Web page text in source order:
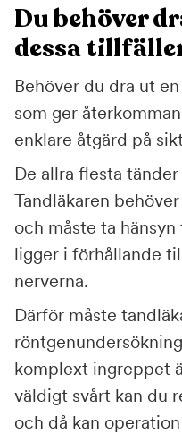
Du behöver
dessa
Behöver du dra ut
som ger
enklare åtgärd på
De allra flesta
Tandläkaren
och måste ta
ligger i förhållande
nerverna.
Därför måste
komplext ingreppet
väldigt svårt kan du
och då kan